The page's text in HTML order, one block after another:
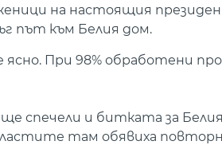
на настоящия
път към Белия дом.
При 98% обработени
спечели и битката за
там обявиха